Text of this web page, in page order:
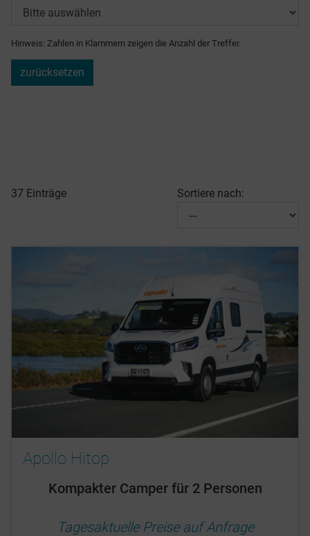
Hinweis: Zahlen in Klammern zeigen die Anzahl der Treffer.
zurücksetzen
37 Einträge Sortiere nach:
Apollo Hitop
Kompakter Camper für 2 Personen
Tagesaktuelle Preise auf Anfrage